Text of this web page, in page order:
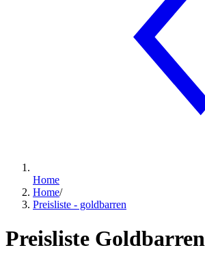
Home
Home/
Preisliste - goldbarren
Preisliste Goldbarren